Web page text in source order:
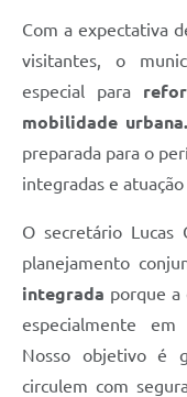
Com a expectativa
visitantes, o
especial para
mobilidade urbana.
preparada para o
integradas e
O secretário Lucas
planejamento
integrada porque a
especialmente
Nosso objetivo é
circulem com